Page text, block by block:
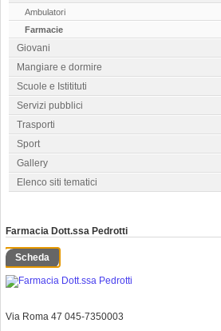
Ambulatori
Farmacie
Giovani
Mangiare e dormire
Scuole e Istitituti
Servizi pubblici
Trasporti
Sport
Gallery
Elenco siti tematici
Farmacia Dott.ssa Pedrotti
Scheda
Via Roma 47 045-7350003